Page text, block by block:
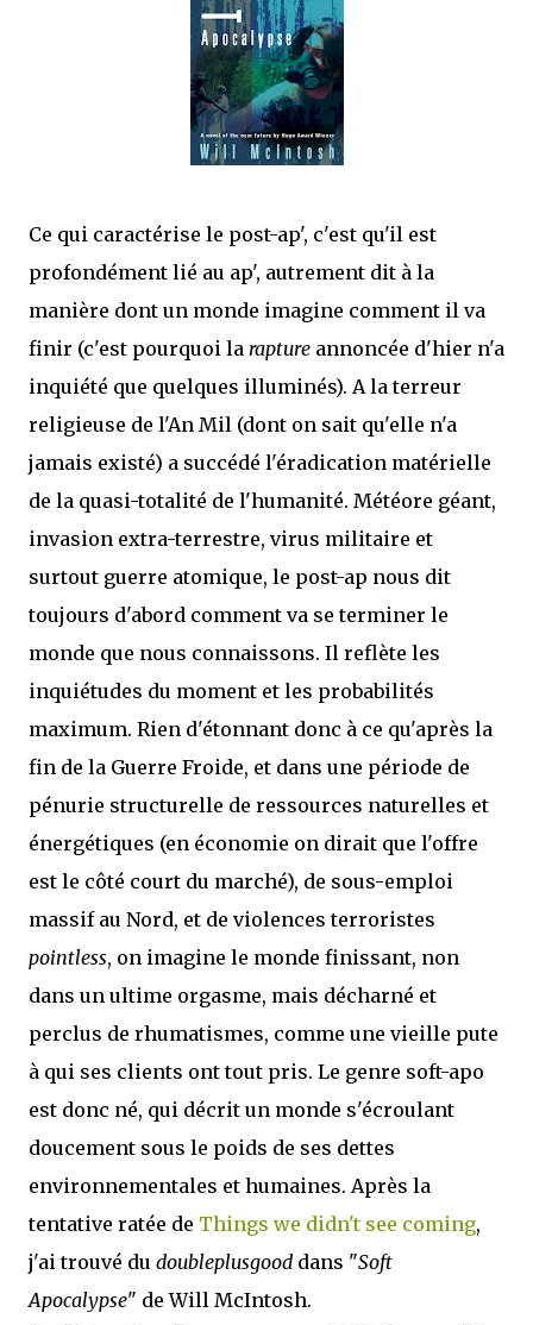
que Thomas connaissait et appréciait Olivier. Marlowe découvre une ville qu’il
ne connaissait pas, habitée par la méfiance, la peur et le rigorisme de la Ligue,
une ville pleine de mystères et de vieilles rancœurs. La Dame d...
Ce qui caractérise le post-ap', c'est qu'il est
profondément lié au ap', autrement dit à la
manière dont un monde imagine comment il va
finir (c'est pourquoi la rapture annoncée d'hier n'a
inquiété que quelques illuminés). A la terreur
religieuse de l'An Mil (dont on sait qu'elle n'a
jamais existé) a succédé l'éradication matérielle
de la quasi-totalité de l'humanité. Météore géant,
invasion extra-terrestre, virus militaire et
surtout guerre atomique, le post-ap nous dit
toujours d'abord comment va se terminer le
monde que nous connaissons. Il reflète les
inquiétudes du moment et les probabilités
maximum. Rien d'étonnant donc à ce qu'après la
fin de la Guerre Froide, et dans une période de
pénurie structurelle de ressources naturelles et
énergétiques (en économie on dirait que l'offre
est le côté court du marché), de sous-emploi
massif au Nord, et de violences terroristes
pointless, on imagine le monde finissant, non
dans un ultime orgasme, mais décharné et
perclus de rhumatismes, comme une vieille pute
à qui ses clients ont tout pris. Le genre soft-apo
est donc né, qui décrit un monde s'écroulant
doucement sous le poids de ses dettes
environnementales et humaines. Après la
tentative ratée de Things we didn't see coming,
j'ai trouvé du doubleplusgood dans "Soft
Apocalypse" de Will McIntosh.